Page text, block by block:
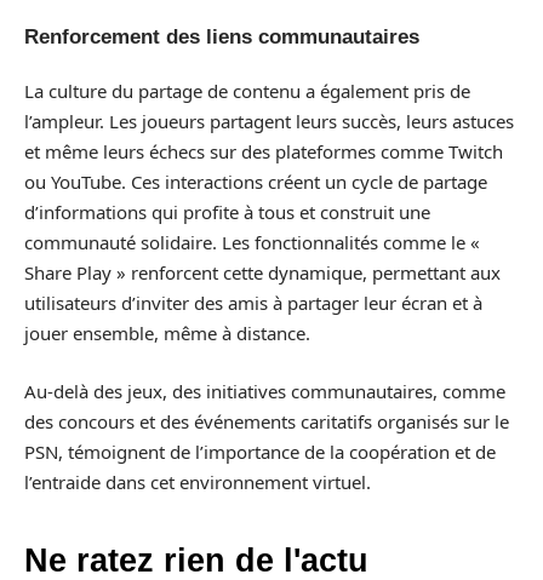
Renforcement des liens communautaires
La culture du partage de contenu a également pris de
l’ampleur. Les joueurs partagent leurs succès, leurs astuces
et même leurs échecs sur des plateformes comme Twitch
ou YouTube. Ces interactions créent un cycle de partage
d’informations qui profite à tous et construit une
communauté solidaire. Les fonctionnalités comme le «
Share Play » renforcent cette dynamique, permettant aux
utilisateurs d’inviter des amis à partager leur écran et à
jouer ensemble, même à distance.
Au-delà des jeux, des initiatives communautaires, comme
des concours et des événements caritatifs organisés sur le
PSN, témoignent de l’importance de la coopération et de
l’entraide dans cet environnement virtuel.
Ne ratez rien de l'actu